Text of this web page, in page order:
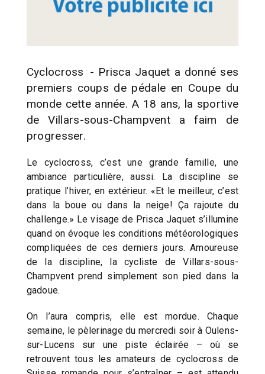
Cyclocross - Prisca Jaquet a donné ses
premiers coups de pédale en Coupe du
monde cette année. A 18 ans, la sportive
de Villars-sous-Champvent a faim de
progresser.
Le cyclocross, c’est une grande famille, une
ambiance particulière, aussi. La discipline se
pratique l’hiver, en extérieur. «Et le meilleur, c’est
dans la boue ou dans la neige! Ça rajoute du
challenge.» Le visage de Prisca Jaquet s’illumine
quand on évoque les conditions météorologiques
compliquées de ces derniers jours. Amoureuse
de la discipline, la cycliste de Villars-sous-
Champvent prend simplement son pied dans la
gadoue.
On l’aura compris, elle est mordue. Chaque
semaine, le pèlerinage du mercredi soir à Oulens-
sur-Lucens sur une piste éclairée – où se
retrouvent tous les amateurs de cyclocross de